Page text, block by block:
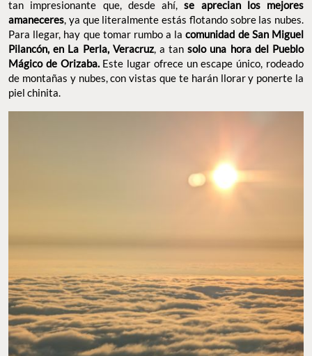
tan impresionante que, desde ahí,se aprecian los mejores
amaneceres, ya que literalmente estás flotando sobre las nubes.
Para llegar, hay que tomar rumbo a lacomunidad de San Miguel
Pilancón, en La Perla, Veracruz, a tansolo una hora del Pueblo
Mágico de Orizaba.Este lugar ofrece un escape único, rodeado
de montañas y nubes, con vistas que te harán llorar y ponerte la
piel chinita.